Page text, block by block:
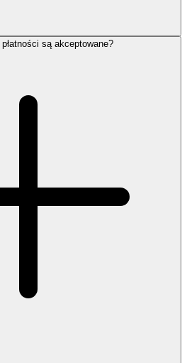
są akceptowane?